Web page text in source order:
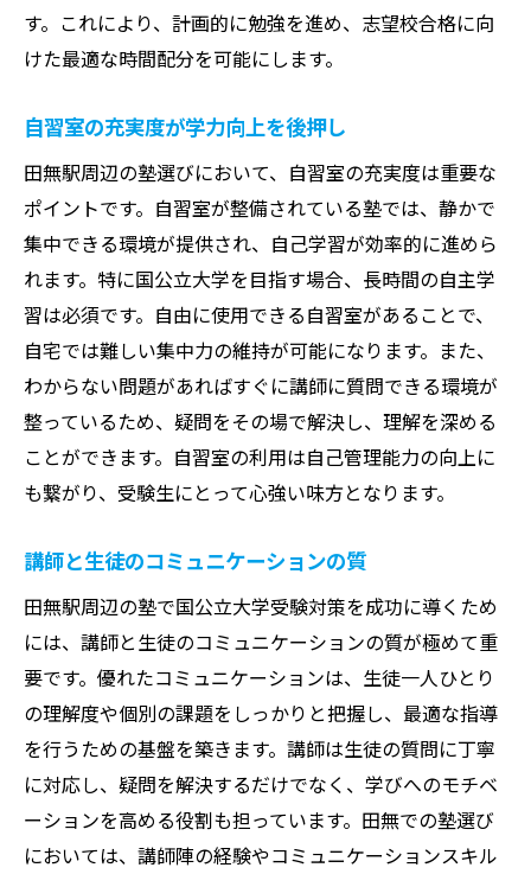
す。これにより、計画的に勉強を進め、志望校合格に向
けた最適な時間配分を可能にします。
自習室の充実度が学力向上を後押し
田無駅周辺の塾選びにおいて、自習室の充実度は重要な
ポイントです。自習室が整備されている塾では、静かで
集中できる環境が提供され、自己学習が効率的に進めら
れます。特に国公立大学を目指す場合、長時間の自主学
習は必須です。自由に使用できる自習室があることで、
自宅では難しい集中力の維持が可能になります。また、
わからない問題があればすぐに講師に質問できる環境が
整っているため、疑問をその場で解決し、理解を深める
ことができます。自習室の利用は自己管理能力の向上に
も繋がり、受験生にとって心強い味方となります。
講師と生徒のコミュニケーションの質
田無駅周辺の塾で国公立大学受験対策を成功に導くため
には、講師と生徒のコミュニケーションの質が極めて重
要です。優れたコミュニケーションは、生徒一人ひとり
の理解度や個別の課題をしっかりと把握し、最適な指導
を行うための基盤を築きます。講師は生徒の質問に丁寧
に対応し、疑問を解決するだけでなく、学びへのモチベ
ーションを高める役割も担っています。田無での塾選び
においては、講師陣の経験やコミュニケーションスキル